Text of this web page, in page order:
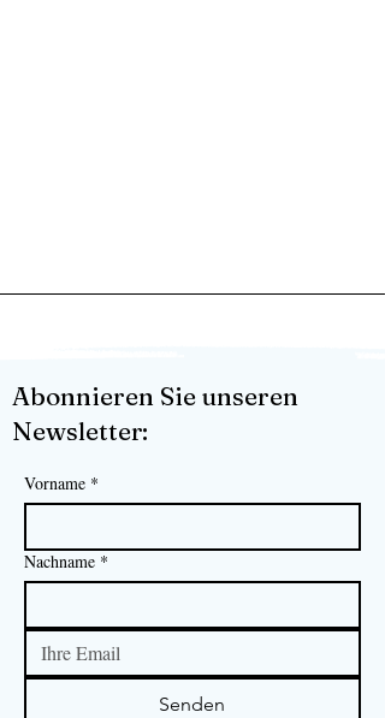
Abonnieren Sie unseren
Newsletter:
Vorname *
Nachname *
Senden